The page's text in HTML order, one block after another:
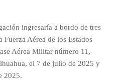
ingresaría a bordo de tres
Fuerza Aérea de los Estados
Aérea Militar número 11,
el 7 de julio de 2025 y
2025.